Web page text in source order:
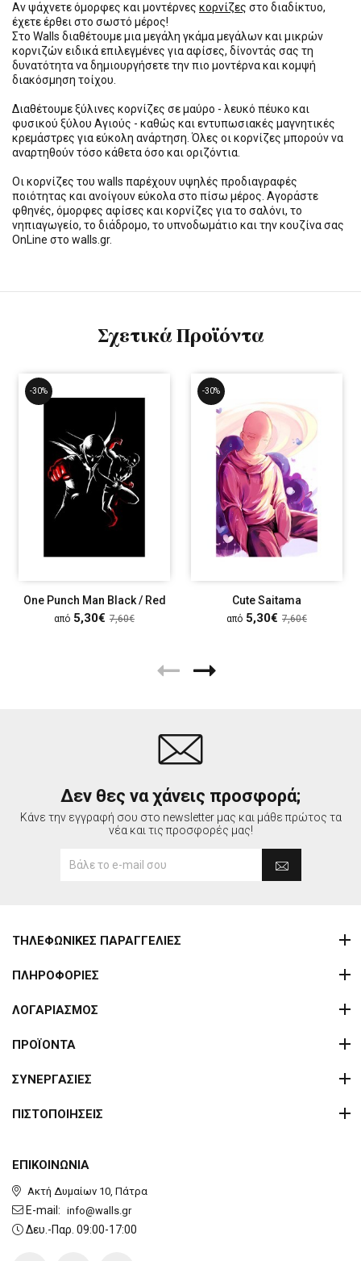
Αν ψάχνετε όμορφες και μοντέρνες κορνίζες στο διαδίκτυο,
έχετε έρθει στο σωστό μέρος!
Στο Walls διαθέτουμε μια μεγάλη γκάμα μεγάλων και μικρών
κορνιζών ειδικά επιλεγμένες για αφίσες, δίνοντάς σας τη
δυνατότητα να δημιουργήσετε την πιο μοντέρνα και κομψή
διακόσμηση τοίχου.
Διαθέτουμε ξύλινες κορνίζες σε μαύρο - λευκό πέυκο και
φυσικού ξύλου Αγιούς - καθώς και εντυπωσιακές μαγνητικές
κρεμάστρες για εύκολη ανάρτηση. Όλες οι κορνίζες μπορούν να
αναρτηθούν τόσο κάθετα όσο και οριζόντια.
Οι κορνίζες του walls παρέχουν υψηλές προδιαγραφές
ποιότητας και ανοίγουν εύκολα στο πίσω μέρος. Αγοράστε
φθηνές, όμορφες αφίσες και κορνίζες για το σαλόνι, το
νηπιαγωγείο, το διάδρομο, το υπνοδωμάτιο και την κουζίνα σας
OnLine στο walls.gr.
Σχετικά Προϊόντα
-30%
One Punch Man Black / Red
από 5,30€ 7,60€
-30%
Cute Saitama
από 5,30€ 7,60€
Δεν θες να χάνεις προσφορά;
Κάνε την εγγραφή σου στο newsletter μας και μάθε πρώτος τα
νέα και τις προσφορές μας!
ΕΠΙΚΟΙΝΩΝΙΑ
Ακτή Δυμαίων 10, Πάτρα
E-mail: info@walls.gr
Δευ.-Παρ. 09:00-17:00
ΤΗΛΕΦΩΝΙΚΕΣ ΠΑΡΑΓΓΕΛΙΕΣ
ΠΛΗΡΟΦΟΡΙΕΣ
ΛΟΓΑΡΙΑΣΜΟΣ
ΠΡΟΪΟΝΤΑ
ΣΥΝΕΡΓΑΣΙΕΣ
ΠΙΣΤΟΠΟΙΗΣΕΙΣ